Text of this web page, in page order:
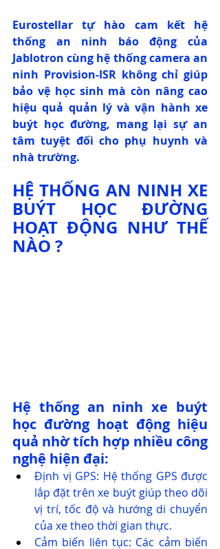
Eurostellar tự hào cam kết hệ
thống an ninh báo động của
Jablotron cùng hệ thống camera an
ninh Provision-ISR không chỉ giúp
bảo vệ học sinh mà còn nâng cao
hiệu quả quản lý và vận hành xe
buýt học đường, mang lại sự an
tâm tuyệt đối cho phụ huynh và
nhà trường.
HỆ THỐNG AN NINH XE
BUÝT HỌC ĐƯỜNG
HOẠT ĐỘNG NHƯ THẾ
NÀO ?
Hệ thống an ninh xe buýt
học đường hoạt động hiệu
quả nhờ tích hợp nhiều công
nghệ hiện đại:
Định vị GPS: Hệ thống GPS được
lắp đặt trên xe buýt giúp theo dõi
vị trí, tốc độ và hướng di chuyển
của xe theo thời gian thực.
Cảm biến liên tục: Các cảm biến